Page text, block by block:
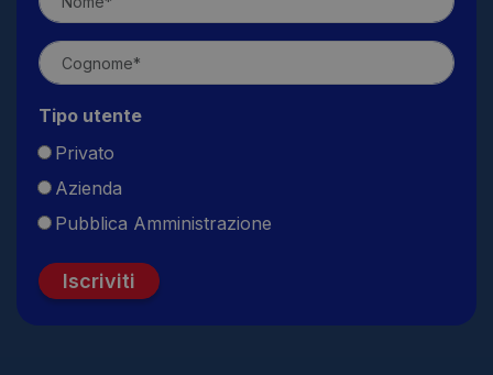
Tipo utente
Privato
Azienda
Pubblica Amministrazione
Iscriviti